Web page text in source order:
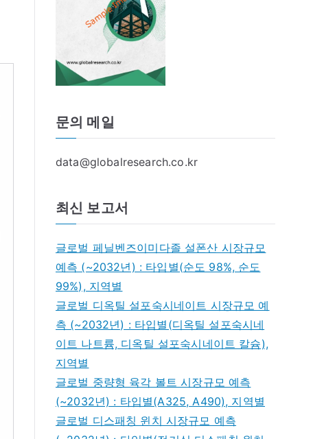
문의 메일
data@globalresearch.co.kr
최신 보고서
글로벌 페닐벤즈이미다졸 설폰산 시장규모
예측 (~2032년) : 타입별(순도 98%, 순도
99%), 지역별
글로벌 디옥틸 설포숙시네이트 시장규모 예
측 (~2032년) : 타입별(디옥틸 설포숙시네
이트 나트륨, 디옥틸 설포숙시네이트 칼슘),
지역별
글로벌 중량형 육각 볼트 시장규모 예측
(~2032년) : 타입별(A325, A490), 지역별
글로벌 디스패칭 윈치 시장규모 예측